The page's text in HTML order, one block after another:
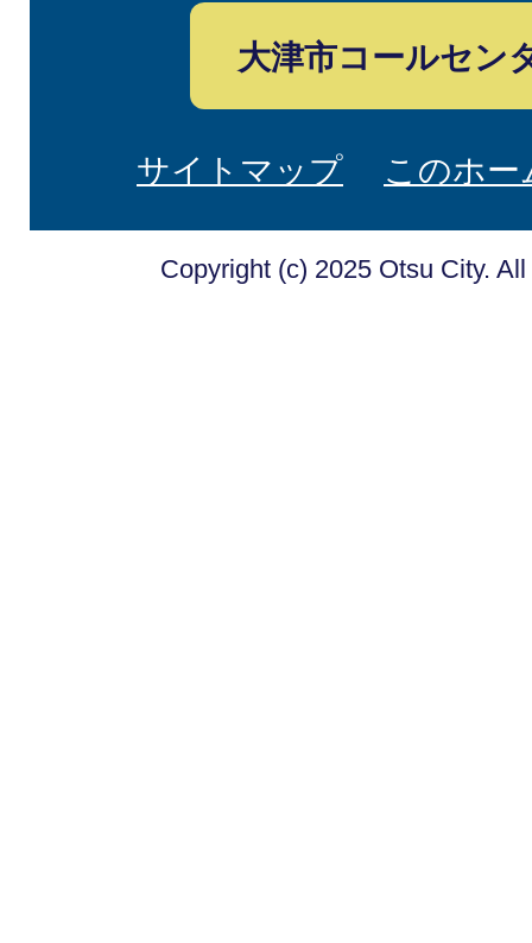
大津市コールセン
サイトマップ このホ
Copyright (c) 2025 Otsu City.